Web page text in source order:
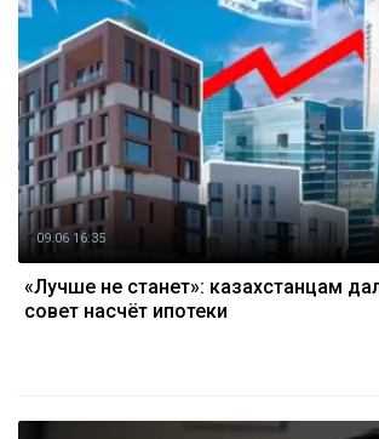
09.06 16:35
«Лучше не станет»: казахстанцам
совет насчёт ипотеки